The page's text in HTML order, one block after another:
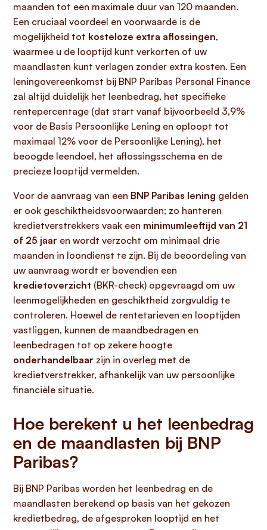
maanden tot een maximale duur van 120 maanden.
Een cruciaal voordeel en voorwaarde is de
mogelijkheid tot kosteloze extra aflossingen,
waarmee u de looptijd kunt verkorten of uw
maandlasten kunt verlagen zonder extra kosten. Een
leningovereenkomst bij BNP Paribas Personal Finance
zal altijd duidelijk het leenbedrag, het specifieke
rentepercentage (dat start vanaf bijvoorbeeld 3,9%
voor de Basis Persoonlijke Lening en oploopt tot
maximaal 12% voor de Persoonlijke Lening), het
beoogde leendoel, het aflossingsschema en de
precieze looptijd vermelden.
Voor de aanvraag van een BNP Paribas lening gelden
er ook geschiktheidsvoorwaarden; zo hanteren
kredietverstrekkers vaak een minimumleeftijd van 21
of 25 jaar en wordt verzocht om minimaal drie
maanden in loondienst te zijn. Bij de beoordeling van
uw aanvraag wordt er bovendien een
kredietoverzicht (BKR-check) opgevraagd om uw
leenmogelijkheden en geschiktheid zorgvuldig te
controleren. Hoewel de rentetarieven en looptijden
vastliggen, kunnen de maandbedragen en
leenbedragen tot op zekere hoogte
onderhandelbaar zijn in overleg met de
kredietverstrekker, afhankelijk van uw persoonlijke
financiële situatie.
Hoe berekent u het leenbedrag
en de maandlasten bij BNP
Paribas?
Bij BNP Paribas worden het leenbedrag en de
maandlasten berekend op basis van het gekozen
kredietbedrag, de afgesproken looptijd en het